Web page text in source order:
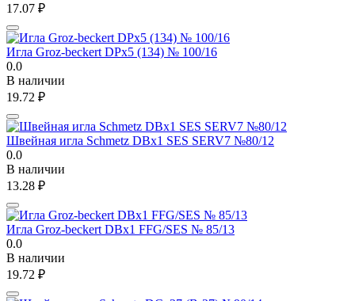
17.07 ₽
Игла Groz-beckert DPx5 (134) № 100/16
0.0
В наличии
19.72 ₽
Швейная игла Schmetz DBx1 SES SERV7 №80/12
0.0
В наличии
13.28 ₽
Игла Groz-beckert DBx1 FFG/SES № 85/13
0.0
В наличии
19.72 ₽